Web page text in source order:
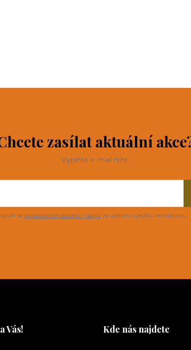
zasílat aktuální
Vyplňte e-mail níže.
se zpracováním osobních údajůza účelem rozesílky newsletteru.
Vás! Kde nás najdete